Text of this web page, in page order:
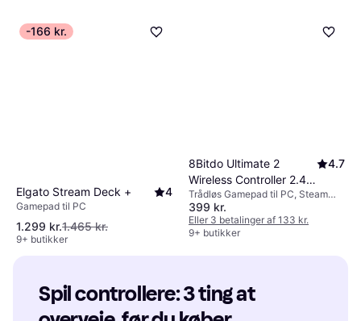
-166 kr.
Elgato Stream Deck + 4
Gamepad til PC
1.299 kr.1.465 kr.
9+ butikker
8Bitdo Ultimate 2
Wireless Controller 2.4G
- Purple
4.7
Trådløs Gamepad til PC, Steam
Deck
399 kr.
Eller 3 betalinger af 133 kr.
9+ butikker
Spil controllere: 3 ting at